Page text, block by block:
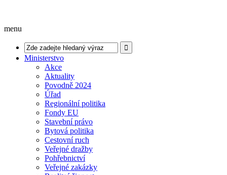
menu
Ministerstvo
Akce
Aktuality
Povodně 2024
Úřad
Regionální politika
Fondy EU
Stavební právo
Bytová politika
Cestovní ruch
Veřejné dražby
Pohřebnictví
Veřejné zakázky